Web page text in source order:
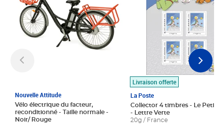
Nouvelle Attitude
Vélo électrique du facteur,
reconditionné - Taille normale -
Noir/ Rouge
Livraison offerte
La Poste
Collector 4 timbres - Le Petit
- Lettre Verte
20g / France